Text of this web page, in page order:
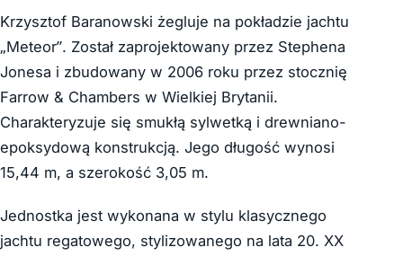
Krzysztof Baranowski żegluje na pokładzie jachtu
„Meteor”. Został zaprojektowany przez Stephena
Jonesa i zbudowany w 2006 roku przez stocznię
Farrow & Chambers w Wielkiej Brytanii.
Charakteryzuje się smukłą sylwetką i drewniano-
epoksydową konstrukcją. Jego długość wynosi
15,44 m, a szerokość 3,05 m.
Jednostka jest wykonana w stylu klasycznego
jachtu regatowego, stylizowanego na lata 20. XX